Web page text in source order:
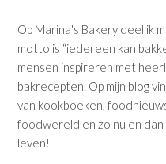
Op Marina's Bakery deel ik
motto is “iedereen kan
mensen inspireren met
bakrecepten. Op mijn blog
van kookboeken,
foodwereld en zo nu en dan
leven!